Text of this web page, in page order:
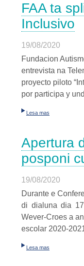
FAA ta
Inclusivo
19/08/2020
Fundacion
entrevista na
proyecto piloto
por participa y
Lesa mas
Apertura
posponi
19/08/2020
Durante e
di dialuna dia
Wever-Croes a
escolar 2020-
Lesa mas